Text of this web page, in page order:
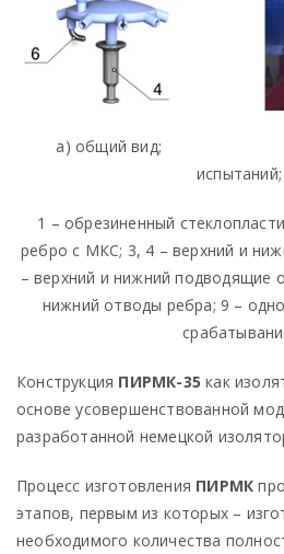
а) общий вид;
испытаний;
1 – обрезиненный
ребро с МКС; 3, 4 – верхний и
– верхний и нижний подводящие
нижний отводы ребра; 9 –
Конструкция ПИРМК-35 как
основе усовершенствованной
разработанной немецкой
Процесс изготовления ПИРМК
этапов, первым из которых –
необходимого количества